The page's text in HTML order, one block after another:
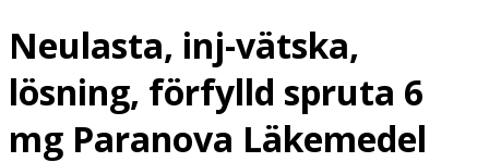
Neulasta, inj-vätska,
lösning, förfylld spruta 6
mg Paranova Läkemedel